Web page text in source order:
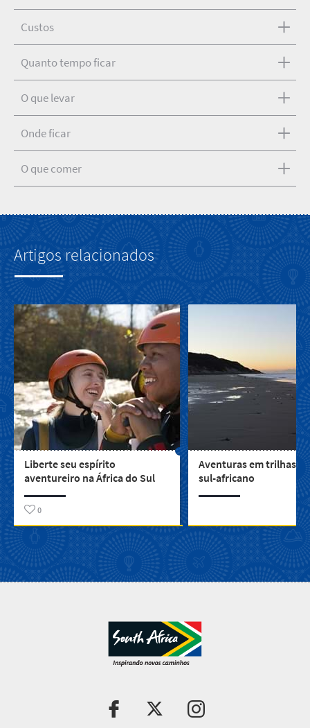
Custos
Quanto tempo ficar
O que levar
Onde ficar
O que comer
Artigos relacionados
Liberte seu espírito
aventureiro na África do Sul
0
Aventuras em trilhas
sul-africano